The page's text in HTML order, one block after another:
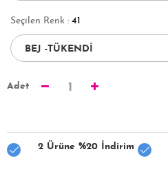
Seçilen Renk : 41
Adet 1
2 Ürüne %20 İndirim